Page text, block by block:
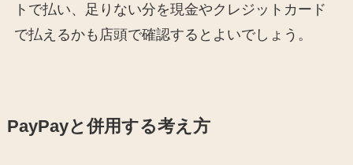
トで払い、足りない分を現金やクレジットカード
で払えるかも店頭で確認するとよいでしょう。
PayPayと併用する考え方